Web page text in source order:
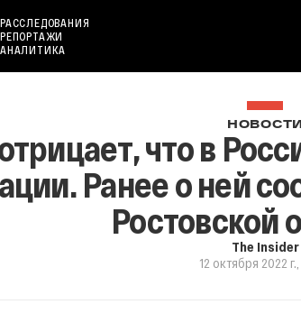
РАССЛЕДОВАНИЯ
РЕПОРТАЖИ
АНАЛИТИКА
НОВОСТИ
что в
Ранее о ней
Ростовской
The Insider
12 октября 2022